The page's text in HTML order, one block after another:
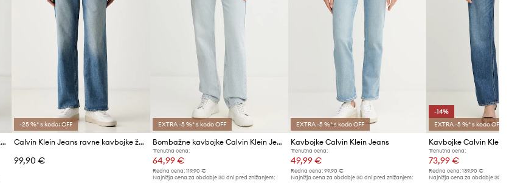
Calvin Klein Jeans ravne kavbojke ženske
-25 %* s kodo: OFF
Calvin Klein Jeans ravne kavbojke ženske
99,90 €
EXTRA -5 %* s kodo OFF
Bombažne kavbojke Calvin Klein Jeans
Trenutna cena:
64,99 €
Redna cena: 119,90 €
Najnižja cena za obdobje 30 dni pred znižanjem:
EXTRA -5 %* s kodo OFF
Kavbojke Calvin Klein Jeans
Trenutna cena:
49,99 €
Redna cena:99,90 €
Najnižja cena za obdobje 30 dni pred znižanjem:
-14%
EXTRA -5 %* s kodo OFF
Kavbojke Calvin Klein
Trenutna cena:
73,99 €
Redna cena: 139,90 €
Najnižja cena za obdobje 30 dni pred